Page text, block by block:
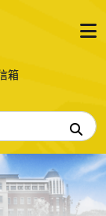
箱
搜尋